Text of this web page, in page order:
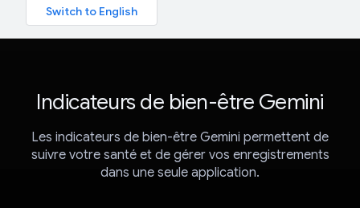
Indicateurs de bien-être Gemini
Les indicateurs de bien-être Gemini permettent de
suivre votre santé et de gérer vos enregistrements
dans une seule application.